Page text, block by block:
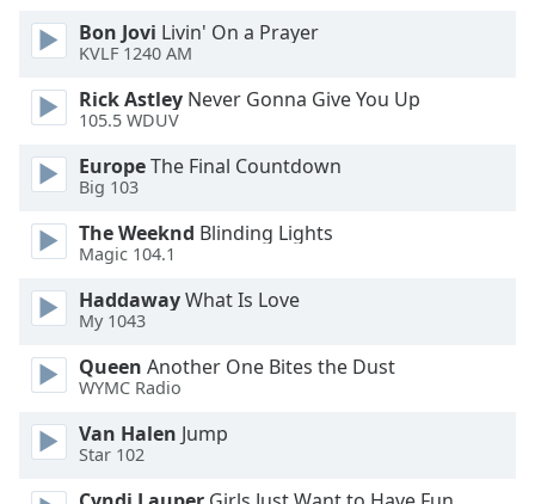
Color
Opacity
Caption
Background
Color
Opacity
Font
Size
Text
Bon Jovi Livin' On a Prayer
KVLF 1240 AM
Rick Astley Never Gonna Give You Up
105.5 WDUV
EuropeThe Final Countdown
Big 103
The Weeknd Blinding Lights
Magic 104.1
HaddawayWhat Is Love
My 1043
Queen Another One Bites the Dust
WYMC Radio
Van Halen Jump
Star 102